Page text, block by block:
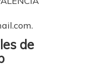
.
de